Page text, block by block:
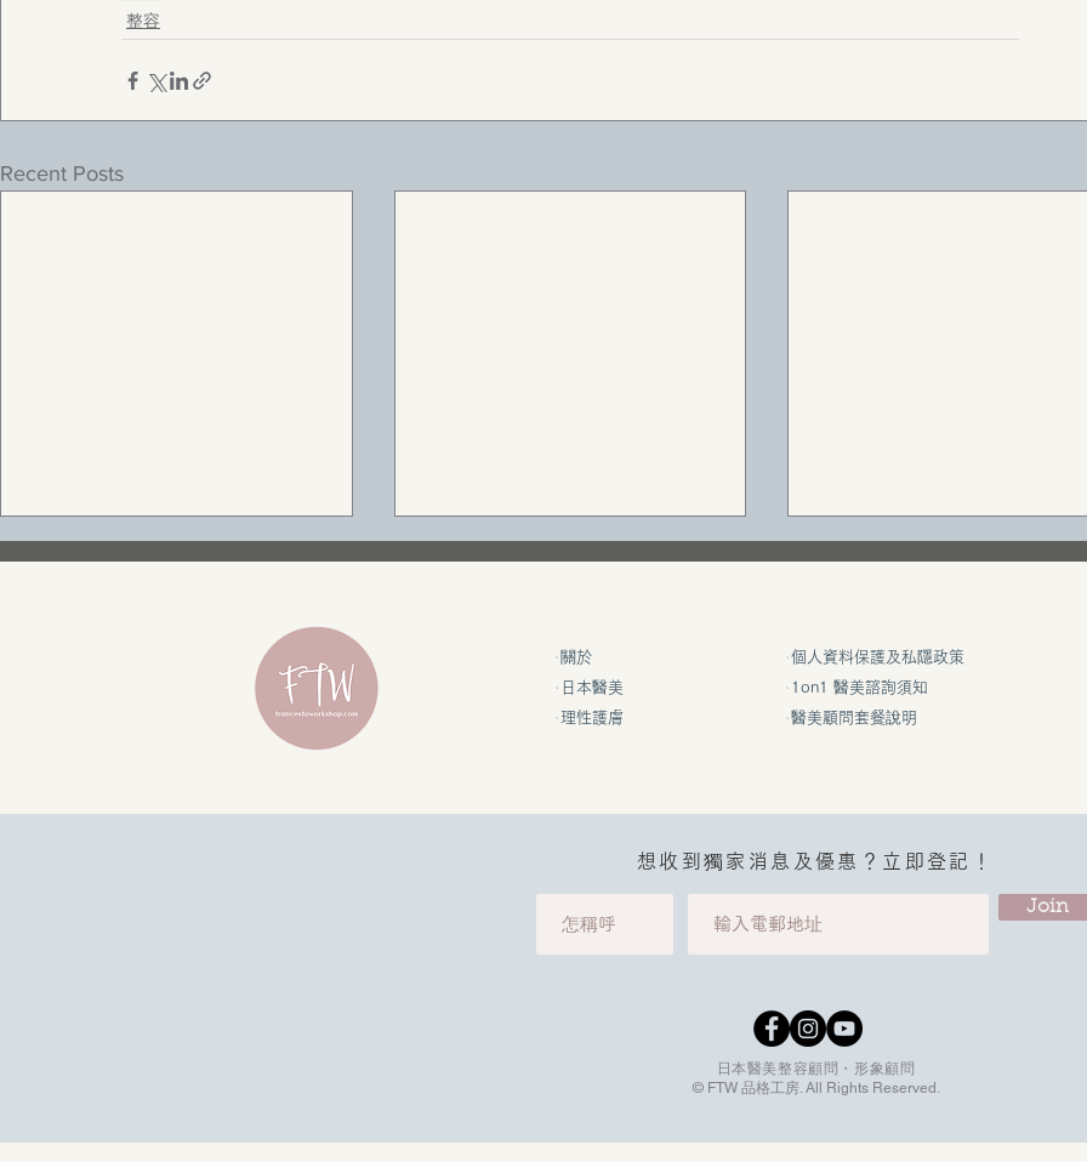
整容
Recent Posts
為何有臥蠶？可愛感的關鍵
我要大胸！
關於
日本醫美
理性護膚
個人資料保護及私隱政策
1on1 醫美諮詢須知
醫美顧問套餐說明
想收到獨家消息及優惠？立即登記！
Join
日本醫美整容顧問・形象顧問
© FTW 品格工房. All Rights Reserved.